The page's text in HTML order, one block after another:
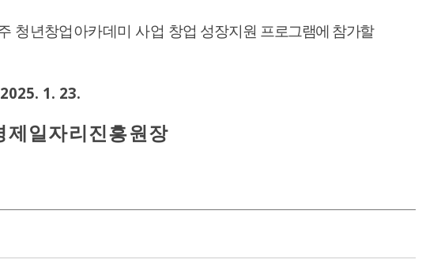
청년창업아카데미 사업 창업 성장지원 프로그램에 참가할
2025. 1. 23.
제일자리진흥원장